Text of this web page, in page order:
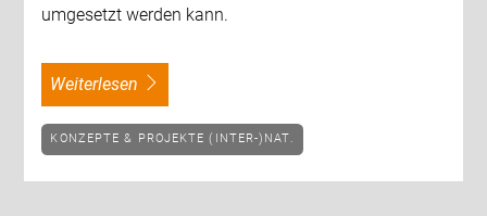
umgesetzt werden kann.
weiterlesen
KONZEPTE & PROJEKTE (INTER-)NAT.